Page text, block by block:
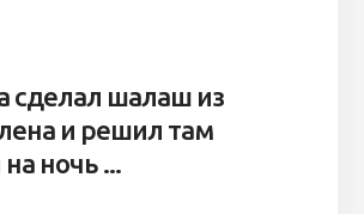
сделал шалаш из
и решил там
на ночь ...